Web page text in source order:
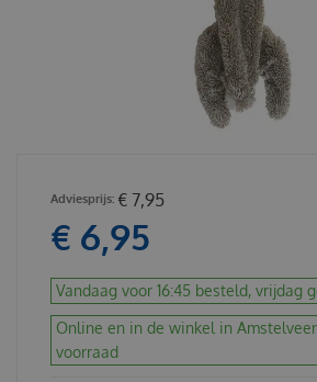
€ 7,95
€ 6,95
Vandaag voor 16:45 besteld, vrijdag
Online en in de winkel in
voorraad